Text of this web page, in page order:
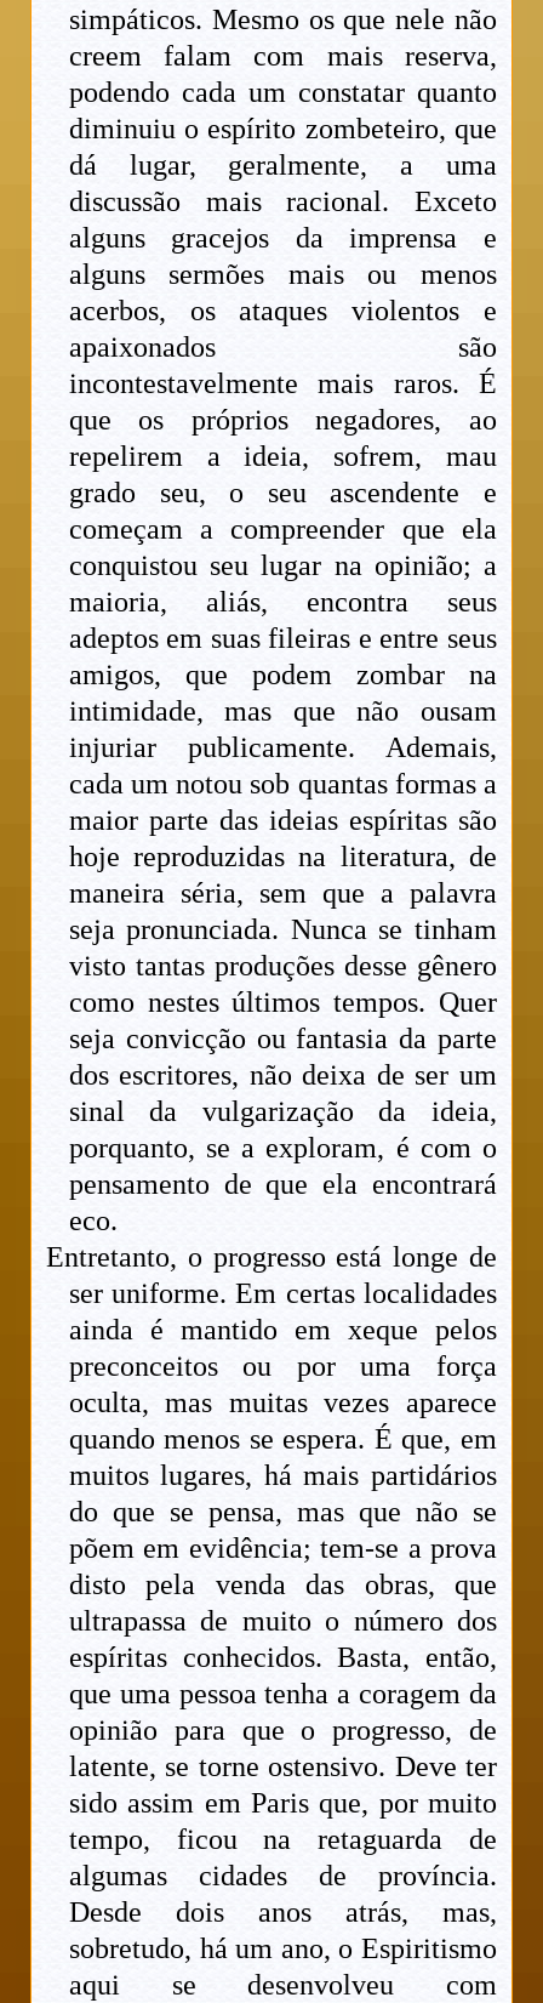
simpáticos. Mesmo os que nele não
creem falam com mais reserva,
podendo cada um constatar quanto
diminuiu o espírito zombeteiro, que
dá lugar, geralmente, a uma
discussão mais racional. Exceto
alguns gracejos da imprensa e
alguns sermões mais ou menos
acerbos, os ataques violentos e
apaixonados são
incontestavelmente mais raros. É
que os próprios negadores, ao
repelirem a ideia, sofrem, mau
grado seu, o seu ascendente e
começam a compreender que ela
conquistou seu lugar na opinião; a
maioria, aliás, encontra seus
adeptos em suas fileiras e entre seus
amigos, que podem zombar na
intimidade, mas que não ousam
injuriar publicamente. Ademais,
cada um notou sob quantas formas a
maior parte das ideias espíritas são
hoje reproduzidas na literatura, de
maneira séria, sem que a palavra
seja pronunciada. Nunca se tinham
visto tantas produções desse gênero
como nestes últimos tempos. Quer
seja convicção ou fantasia da parte
dos escritores, não deixa de ser um
sinal da vulgarização da ideia,
porquanto, se a exploram, é com o
pensamento de que ela encontrará
eco.
Entretanto, o progresso está longe de
ser uniforme. Em certas localidades
ainda é mantido em xeque pelos
preconceitos ou por uma força
oculta, mas muitas vezes aparece
quando menos se espera. É que, em
muitos lugares, há mais partidários
do que se pensa, mas que não se
põem em evidência; tem-se a prova
disto pela venda das obras, que
ultrapassa de muito o número dos
espíritas conhecidos. Basta, então,
que uma pessoa tenha a coragem da
opinião para que o progresso, de
latente, se torne ostensivo. Deve ter
sido assim em Paris que, por muito
tempo, ficou na retaguarda de
algumas cidades de província.
Desde dois anos atrás, mas,
sobretudo, há um ano, o Espiritismo
aqui se desenvolveu com